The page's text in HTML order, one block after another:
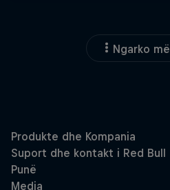
Ngarko